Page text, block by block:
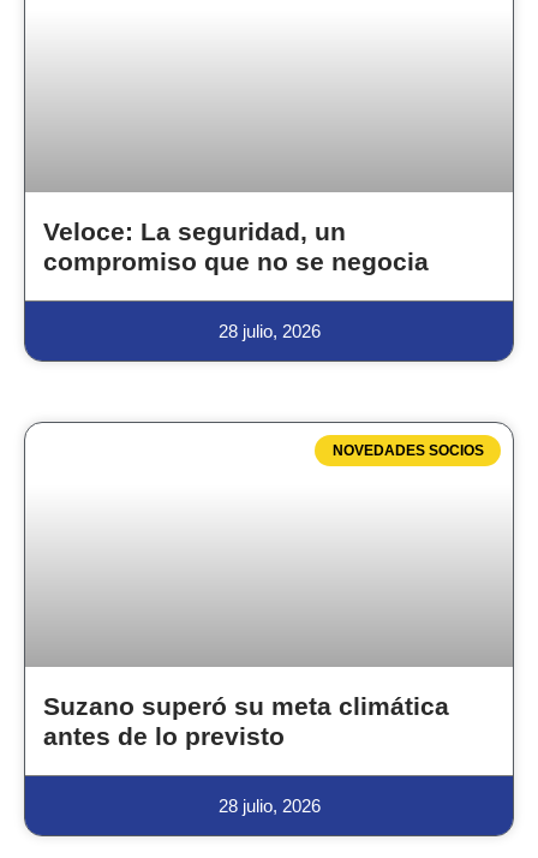
Veloce: La seguridad, un
compromiso que no se negocia
28 julio, 2026
NOVEDADES SOCIOS
Suzano superó su meta climática
antes de lo previsto
28 julio, 2026